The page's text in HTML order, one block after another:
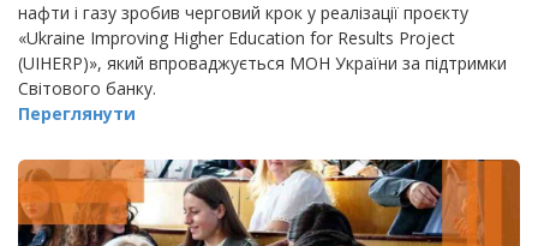
нафти і газу зробив черговий крок у реалізації проєкту
«Ukraine Improving Higher Education for Results Project
(UIHERP)», який впроваджується МОН України за підтримки
Світового банку.
Переглянути